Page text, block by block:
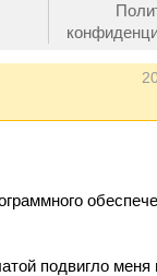
подвигло меня